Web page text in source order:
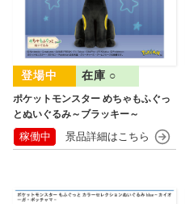
ポケットモンスター めちゃもふぐっ
とぬいぐるみ～ブラッキー～
在庫 ○
稼働中